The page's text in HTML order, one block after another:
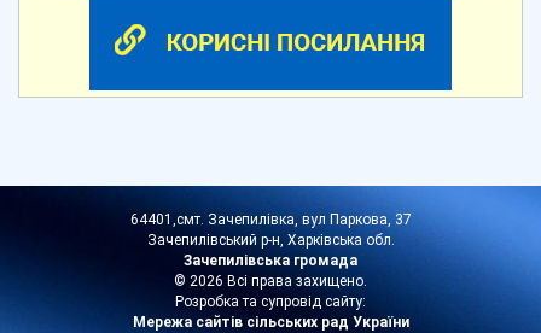
64401,смт. Зачепилівка, вул Паркова, 37
Зачепилівський р-н, Харківська обл.
Зачепилівська громада
© 2026 Всі права захищено.
Розробка та супровід сайту:
Мережа сайтів сільських рад України